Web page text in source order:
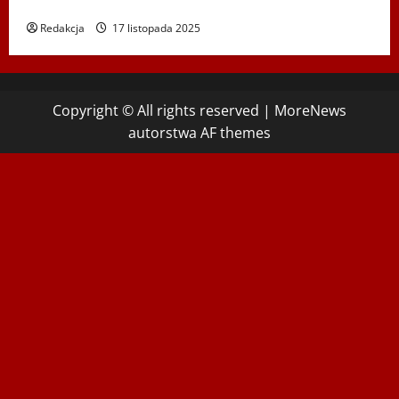
Redakcja 17 listopada 2025
Copyright © All rights reserved | MoreNews
autorstwa AF themes